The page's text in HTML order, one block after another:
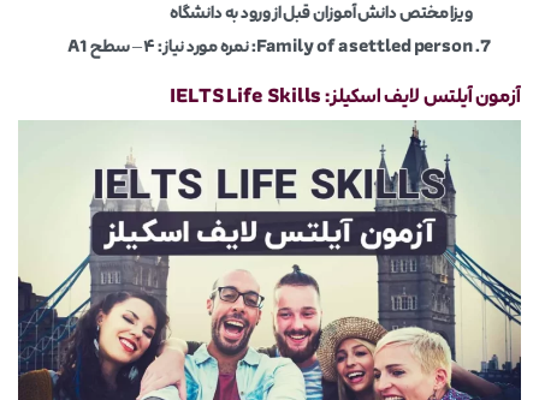
ویزا مختص دانش آموزان قبل از ورود به دانشگاه
Family of a settled person: نمره مورد نیاز: ۴ – سطح A1
آزمون آیلتس لایف اسکیلز: IELTS Life Skills